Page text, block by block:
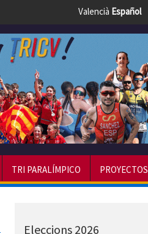
Valencià Español
TRI PARALÍMPICO PROYECTOS
Eleccions 2026